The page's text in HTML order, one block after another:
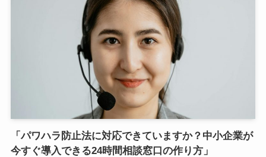
「パワハラ防止法に対応できていますか？中小企業が
今すぐ導入できる24時間相談窓口の作り方」